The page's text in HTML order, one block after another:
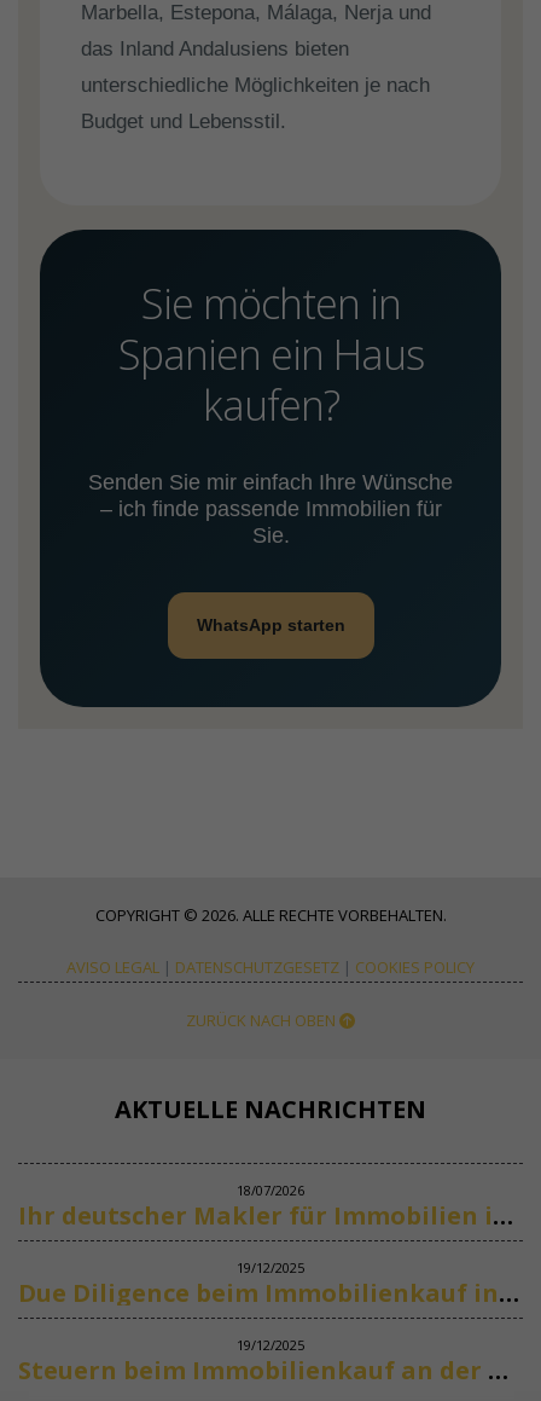
Marbella, Estepona, Málaga, Nerja und
das Inland Andalusiens bieten
unterschiedliche Möglichkeiten je nach
Budget und Lebensstil.
Sie möchten in
Spanien ein Haus
kaufen?
Senden Sie mir einfach Ihre Wünsche
– ich finde passende Immobilien für
Sie.
WhatsApp starten
COPYRIGHT © 2026. ALLE RECHTE VORBEHALTEN.
AVISO LEGAL | DATENSCHUTZGESETZ | COOKIES POLICY
ZURÜCK NACH OBEN
AKTUELLE NACHRICHTEN
18/07/2026
Ihr deutscher Makler für Immobilien in Marbella
19/12/2025
Due Diligence beim Immobilienkauf in Spanien
19/12/2025
Steuern beim Immobilienkauf an der Costa del Sol